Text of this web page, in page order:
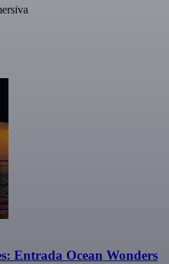
Entrada Ocean Wonders